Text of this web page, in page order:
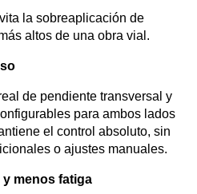
la sobreaplicación de
altos de una obra vial.
de pendiente transversal y
para ambos lados
el control absoluto, sin
o ajustes manuales.
y menos fatiga